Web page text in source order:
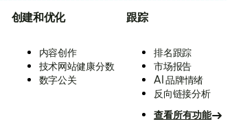
创建和优化
内容创作
技术网站健康分数
数字公关
跟踪
排名跟踪
市场报告
AI 品牌情绪
反向链接分析
查看所有功能